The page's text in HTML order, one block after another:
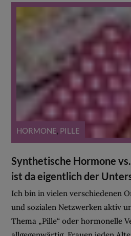
HORMONE, PILLE
Synthetische Hormone
ist da eigentlich der
Ich bin in vielen verschiedenen
und sozialen Netzwerken aktiv
Thema „Pille“ oder hormonelle